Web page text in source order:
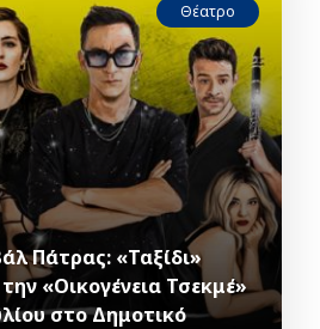
Θέατρο
Πάτρας: «Ταξίδι»
«Οικογένεια Τσεκμέ»
στο Δημοτικό